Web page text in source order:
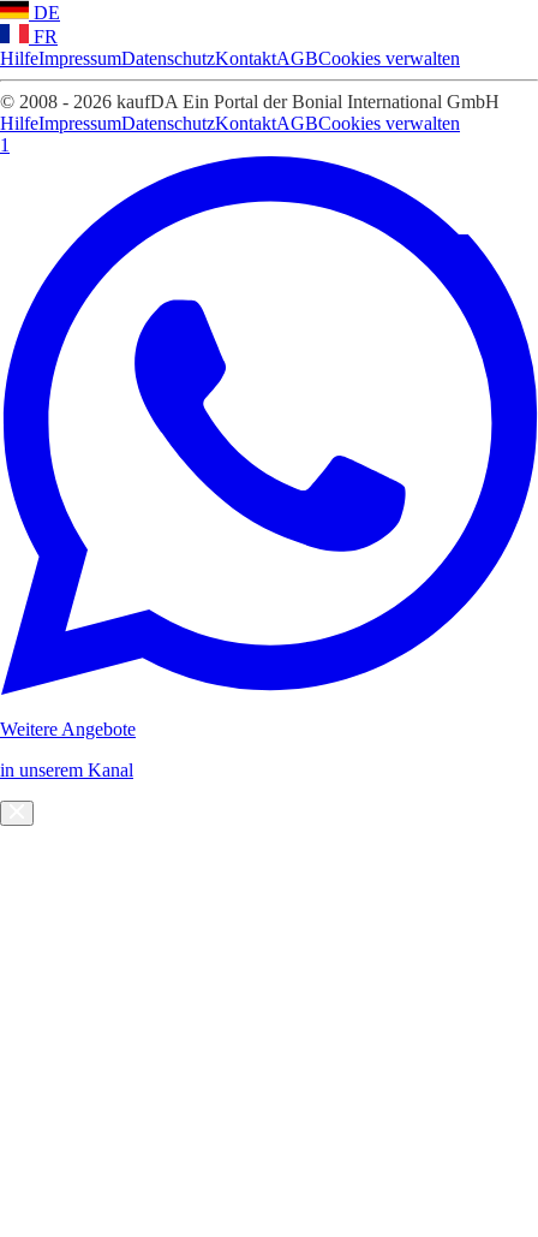
DE
FR
HilfeImpressumDatenschutzKontaktAGBCookies verwalten
© 2008 - 2026 kaufDA Ein Portal der Bonial International GmbH
HilfeImpressumDatenschutzKontaktAGBCookies verwalten
1
Weitere Angebote
in unserem Kanal